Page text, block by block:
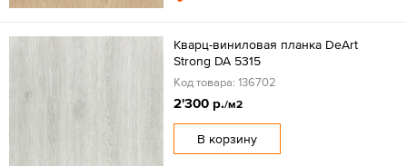
Кварц-виниловая планка DeArt
Strong DA 5315
Код товара: 136702
2'300 р./м2
В корзину